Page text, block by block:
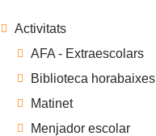
Activitats
AFA - Extraescolars
Biblioteca horabaixes
Matinet
Menjador escolar